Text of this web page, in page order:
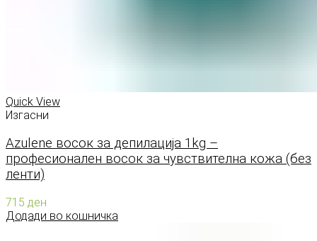
Quick View
Изгасни
Azulene восок за депилација 1kg –
професионален восок за чувствителна кожа (без
ленти)
715 ден
Додади во кошничка